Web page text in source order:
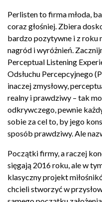
Perlisten to firma młoda,
coraz głośniej. Zbiera
bardzo pozytywne i z roku
nagród i wyróżnień.
Perceptual Listening
Odsłuchu Percepcyjnego
inaczej zmysłowy,
realny i prawdziwy – tak
odkrywczego, pewnie
sobie za cel to, by jego
sposób prawdziwy. Ale
Początki firmy, a raczej
sięgają 2016 roku, ale w
klasyczny projekt
chcieli stworzyć w